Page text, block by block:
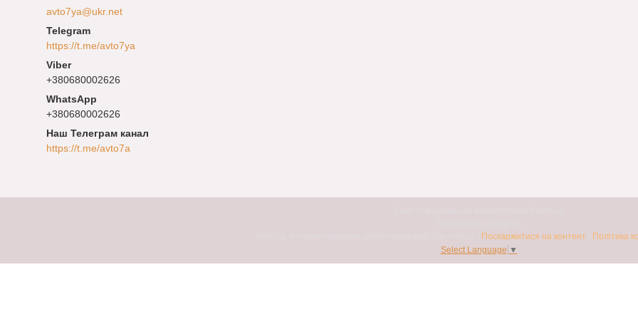
avto7ya@ukr.net
https://t.me/avto7ya
+380680002626
+380680002626
Наш Телеграм канал
https://t.me/avto7a
Поскаржитися на контент
Політика
Select Language ▼